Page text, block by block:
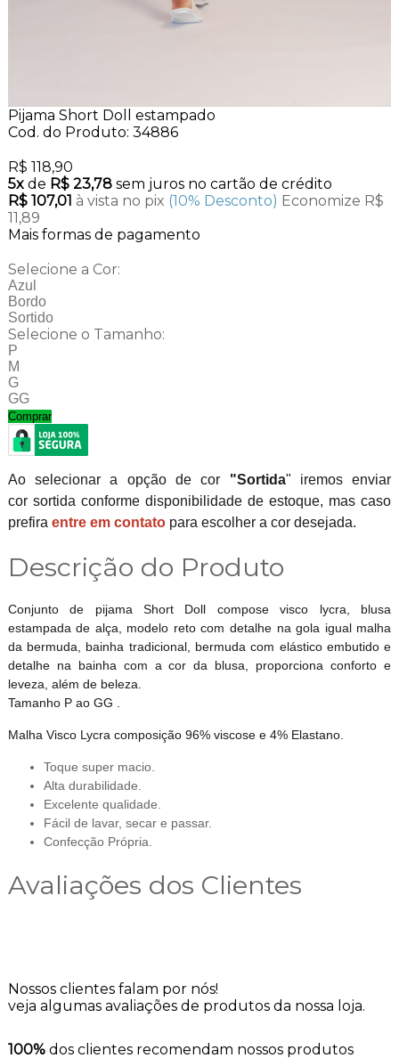
Pijama Short Doll estampado
Cod. do Produto: 34886
R$ 118,90
5xde R$ 23,78 sem juros no cartão de crédito
R$ 107,01 à vista no pix (10% Desconto) Economize R$
11,89
Mais formas de pagamento
Selecione a Cor:
Azul
Bordo
Sortido
Selecione o Tamanho:
P
M
G
GG
Comprar
Ao selecionar a opção de cor "Sortida" iremos enviar
cor sortida conforme disponibilidade de estoque, mas caso
prefira entre em contatopara escolher a cor desejada.
Descrição do Produto
Conjunto de pijama Short Doll compose visco lycra, blusa
estampada de alça, modelo reto com detalhe na gola igual malha
da bermuda, bainha tradicional, bermuda com elástico embutido e
detalhe na bainha com a cor da blusa, proporciona conforto e
leveza, além de beleza.
Tamanho P ao GG .
Malha Visco Lycra composição 96% viscose e 4% Elastano.
Toque super macio.
Alta durabilidade.
Excelente qualidade.
Fácil de lavar, secar e passar.
Confecção Própria.
Avaliações dos Clientes
Nossos clientes falam por nós!
veja algumas avaliações de produtos da nossa loja.
100% dos clientes recomendam nossos produtos